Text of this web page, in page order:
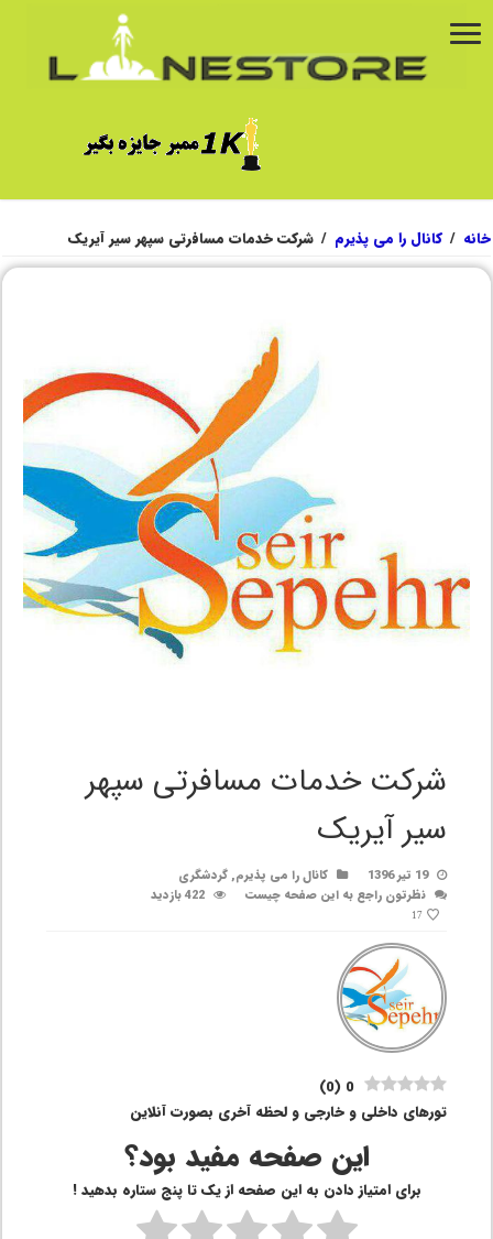
خانه / کانال را می پذیرم / شرکت خدمات مسافرتی سپهر سیر آیریک
شرکت خدمات مسافرتی سپهر
سیر آیریک
19 تیر 1396 کانال را می پذیرم,گردشگری
نظرتون راجع به این صفحه چیست
422 بازدید
17
0
(
0
)
تورهای داخلی و خارجی و لحظه آخری بصورت آنلاین
این صفحه مفید بود؟
برای امتیاز دادن به این صفحه از یک تا پنج ستاره بدهید !